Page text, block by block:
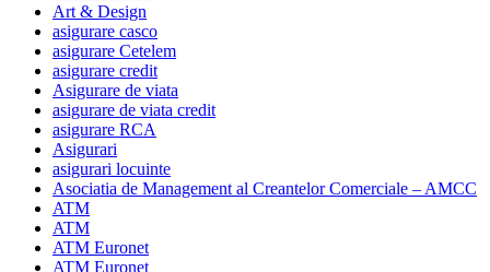
Art & Design
asigurare casco
asigurare Cetelem
asigurare credit
Asigurare de viata
asigurare de viata credit
asigurare RCA
Asigurari
asigurari locuinte
Asociatia de Management al Creantelor Comerciale – AMCC
ATM
ATM
ATM Euronet
ATM Euronet